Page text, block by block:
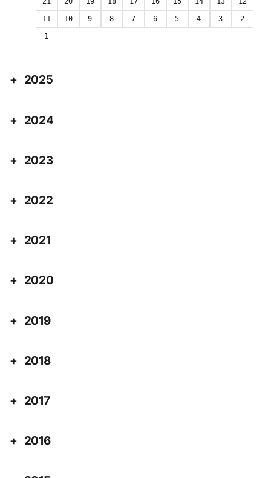
11 10 9 8 7 6 5 4 3 2
1
2025
2024
2023
2022
2021
2020
2019
2018
2017
2016